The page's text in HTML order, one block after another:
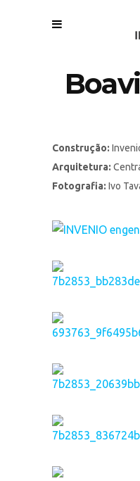
Construção:
Arquitetura:
Fotografia: Ivo